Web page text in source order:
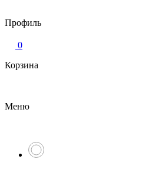
Профиль
0
Корзина
Меню